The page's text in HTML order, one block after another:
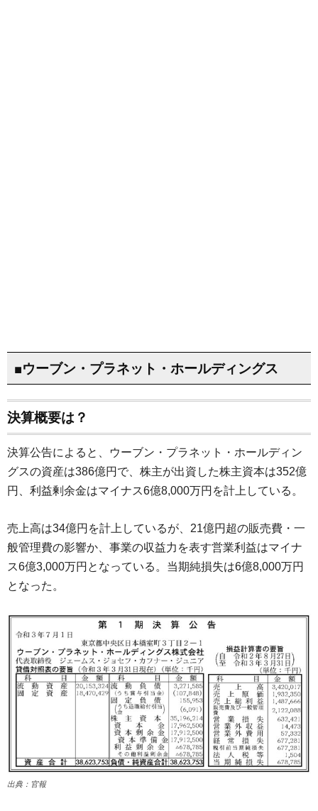
■ウーブン・プラネット・ホールディングス
決算概要は？
決算公告によると、ウーブン・プラネット・ホールディン
グスの資産は386億円で、株主が出資した株主資本は352億
円、利益剰余金はマイナス6億8,000万円を計上している。
売上高は34億円を計上しているが、21億円超の販売費・一
般管理費の影響か、事業の収益力を表す営業利益はマイナ
ス6億3,000万円となっている。当期純損失は6億8,000万円
となった。
出典：官報